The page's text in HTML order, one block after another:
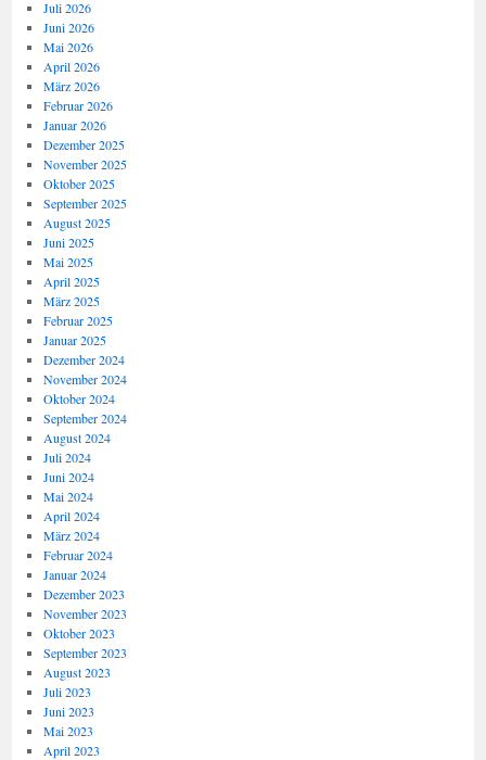
Juli 2026
Juni 2026
Mai 2026
April 2026
März 2026
Februar 2026
Januar 2026
Dezember 2025
November 2025
Oktober 2025
September 2025
August 2025
Juni 2025
Mai 2025
April 2025
März 2025
Februar 2025
Januar 2025
Dezember 2024
November 2024
Oktober 2024
September 2024
August 2024
Juli 2024
Juni 2024
Mai 2024
April 2024
März 2024
Februar 2024
Januar 2024
Dezember 2023
November 2023
Oktober 2023
September 2023
August 2023
Juli 2023
Juni 2023
Mai 2023
April 2023